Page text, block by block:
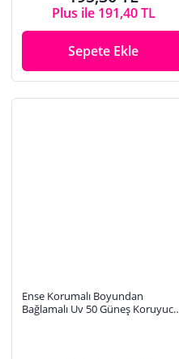
Plus ile 191,40 TL
Sepete Ekle
Ense Korumalı Boyundan
Bağlamalı Uv 50 Güneş Koruyucu